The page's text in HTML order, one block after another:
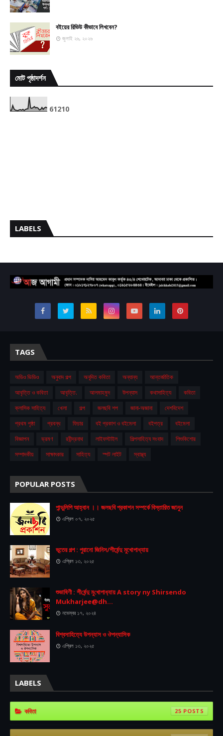
বইয়ের রিভিউ কীভাবে লিখবেন?
জুলাই ২৬, ২০২৬
মোট পৃষ্ঠাদর্শন
61210
LABELS
TAGS
অডিও ভিডিও অনুবাদ গল্প অনূদিত কবিতা অন্যান্য
আন্তর্জাতিক
আবৃত্তি ও কবিতা
আবৃত্তি. আলমাহমুদ উপন্যাস কথাসাহিত্য
কবিতা
ক্লাসিক সাহিত্য
খেলা গল্প জলছবি শপ জানা-অজানা
দেশবিদেশ
প্রথম ‍পৃষ্ঠা
প্রবন্ধ ফিচার বই প্রকাশ ও বইমেলা বইপত্র
বইমেলা
বিজ্ঞাপন
ভ্রমণ রবীন্দ্রনাথ লাইফস্টাইল শিল্পসাহিত্য সংবাদ
শিশুকিশোর
সম্পাদকীয়
সাক্ষাৎকার সাহিত্য স্পট লাইট স্বাস্থ্য
POPULAR POSTS
পান্ডুলিপি আহ্বান ।। জলছবি প্রকাশন সম্পর্কে বিস্তারিত জানুন
এপ্রিল ০৭, ২০২৫
ভূতের গল্প : পুরানো জিনিস/শীর্ষেন্দু মুখোপাধ্যায়
এপ্রিল ১৩, ২০২৫
শুভা‌ষিণী : শী‌র্ষেন্দু মু‌খোপাধ‌্যায় A story ny Shirsendo
Mukharjee@dh...
নভেম্বর ১৭, ২০২৪
বিশ্বসাহিত্যে উপন্যাস ও ঔপন্যাসিক
এপ্রিল ১৩, ২০২৫
LABELS
কবিতা 25